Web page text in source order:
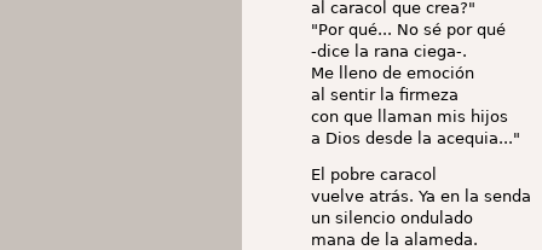
al caracol que crea?"
"Por qué... No sé por qué
-dice la rana ciega-.
Me lleno de emoción
al sentir la firmeza
con que llaman mis hijos
a Dios desde la acequia..."
El pobre caracol
vuelve atrás. Ya en la senda
un silencio ondulado
mana de la alameda.